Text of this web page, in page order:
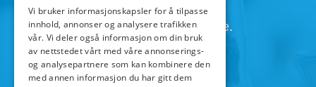
Henting av ordre 24/7 etter avtale.
Vi bruker informasjonskapsler for å tilpasse
innhold, annonser og analysere trafikken
vår. Vi deler også informasjon om din bruk
av nettstedet vårt med våre annonserings-
og analysepartnere som kan kombinere den
med annen informasjon du har gitt dem